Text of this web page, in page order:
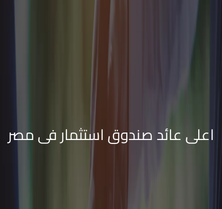
اعلى عائد صندوق استثمار فى مصر